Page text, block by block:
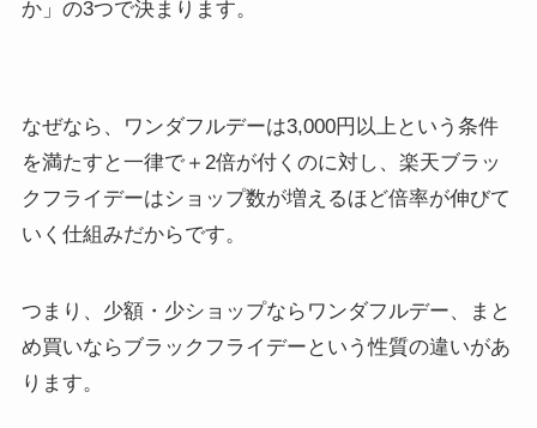
か」の3つで決まります。
なぜなら、ワンダフルデーは3,000円以上という条件
を満たすと一律で＋2倍が付くのに対し、楽天ブラッ
クフライデーはショップ数が増えるほど倍率が伸びて
いく仕組みだからです。
つまり、少額・少ショップならワンダフルデー、まと
め買いならブラックフライデーという性質の違いがあ
ります。